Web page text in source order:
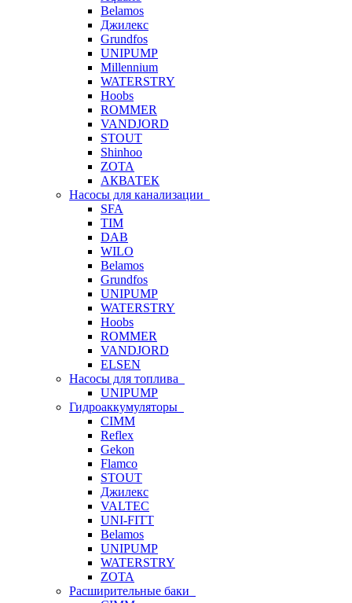
Belamos
Джилекс
Grundfos
UNIPUMP
Millennium
WATERSTRY
Hoobs
ROMMER
VANDJORD
STOUT
Shinhoo
ZOTA
АКВАТЕК
Насосы для канализации
SFA
TIM
DAB
WILO
Belamos
Grundfos
UNIPUMP
WATERSTRY
Hoobs
ROMMER
VANDJORD
ELSEN
Насосы для топлива
UNIPUMP
Гидроаккумуляторы
CIMM
Reflex
Gekon
Flamco
STOUT
Джилекс
VALTEC
UNI-FITT
Belamos
UNIPUMP
WATERSTRY
ZOTA
Расширительные баки